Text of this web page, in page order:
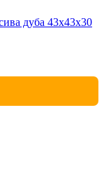
дуба 43х43х30